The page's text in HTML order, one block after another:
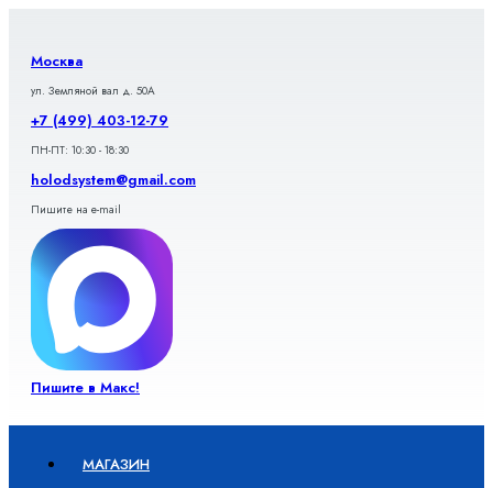
содержимому
Москва
ул. Земляной вал д. 50А
+7 (499) 403-12-79
ПН-ПТ: 10:30 - 18:30
holodsystem@gmail.com
Пишите на e-mail
Пишите в Макс!
МАГАЗИН